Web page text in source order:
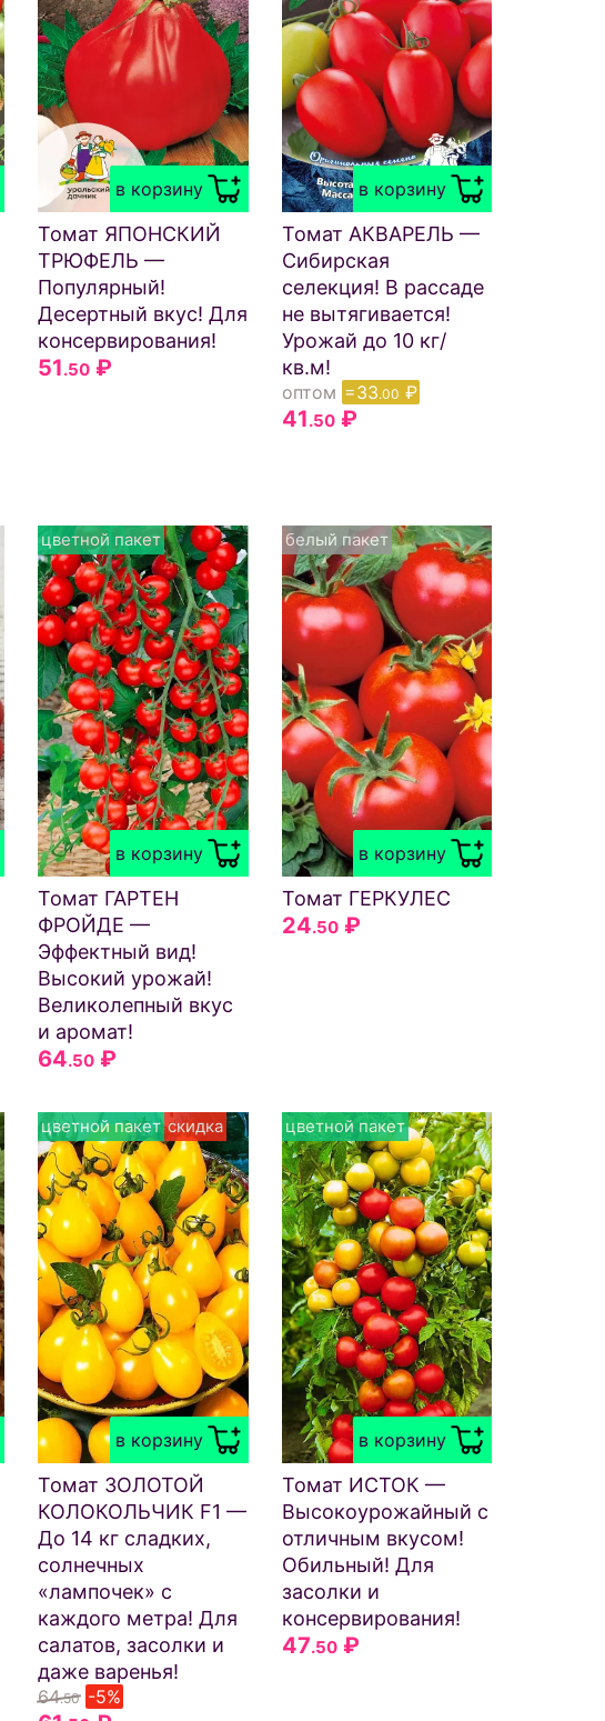
в корзину
Томат ЯПОНСКИЙ
ТРЮФЕЛЬ —
Популярный!
Десертный вкус! Для
консервирования!
51.50 ₽
в корзину
Томат АКВАРЕЛЬ —
Сибирская
селекция! В рассаде
не вытягивается!
Урожай до 10 кг/
кв.м!
оптом =33.00 ₽
41.50₽
в корзину
цветной пакет
Томат ГАРТЕН
ФРОЙДЕ —
Эффектный вид!
Высокий урожай!
Великолепный вкус
и аромат!
64.50 ₽
в корзину
белый пакет
Томат ГЕРКУЛЕС
24.50₽
в корзину
цветной пакет скидка
Томат ЗОЛОТОЙ
КОЛОКОЛЬЧИК F1 —
До 14 кг сладких,
солнечных
«лампочек» с
каждого метра! Для
салатов, засолки и
даже варенья!
64.50 -5%
в корзину
цветной пакет
Томат ИСТОК —
Высокоурожайный с
отличным вкусом!
Обильный! Для
засолки и
консервирования!
47.50₽